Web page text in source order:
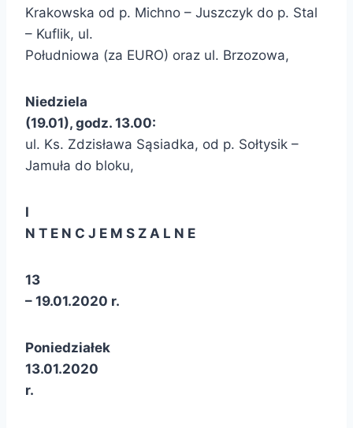
Krakowska od p. Michno – Juszczyk do p. Stal
– Kuflik, ul.
Południowa (za EURO) oraz ul. Brzozowa,
Niedziela
(19.01), godz. 13.00:
ul. Ks. Zdzisława Sąsiadka, od p. Sołtysik –
Jamuła do bloku,
I
N T E N C J E M S Z A L N E
13
– 19.01.2020 r.
Poniedziałek
13.01.2020
r.